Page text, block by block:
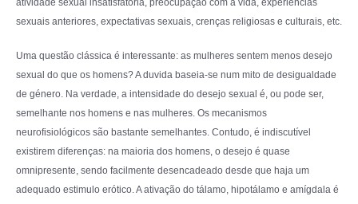
sexuais anteriores, expectativas sexuais, crenças religiosas e culturais, etc.
Uma questão clássica é interessante: as mulheres sentem menos desejo
sexual do que os homens? A duvida baseia-se num mito de desigualdade
de género. Na verdade, a intensidade do desejo sexual é, ou pode ser,
semelhante nos homens e nas mulheres. Os mecanismos
neurofisiológicos são bastante semelhantes. Contudo, é indiscutível
existirem diferenças: na maioria dos homens, o desejo é quase
omnipresente, sendo facilmente desencadeado desde que haja um
adequado estimulo erótico. A ativação do tálamo, hipotálamo e amígdala é